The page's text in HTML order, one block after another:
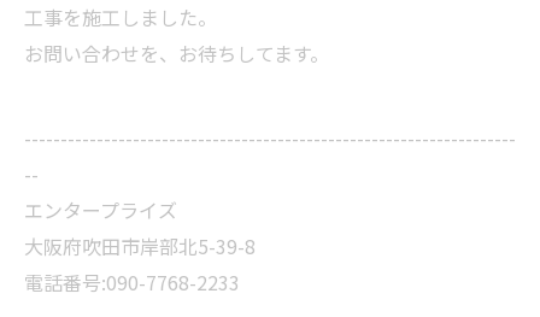
工事を施工しました。
お問い合わせを、お待ちしてます。
--------------------------------------------------------------------
--
エンタープライズ
大阪府吹田市岸部北5-39-8
電話番号:090-7768-2233